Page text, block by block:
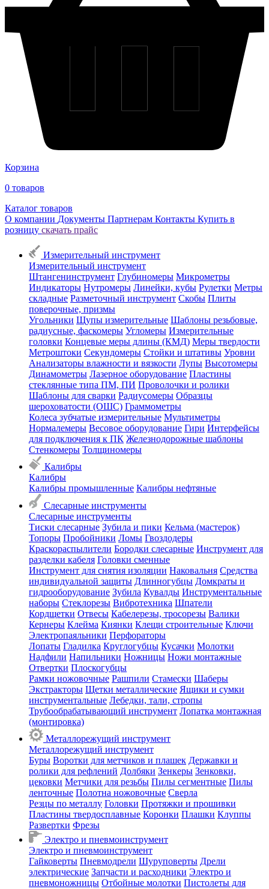
Корзина
0 товаров
Каталог товаров
О компании Документы Партнерам Контакты Купить в
розницу скачать прайс
Измерительный инструмент
Измерительный инструмент
Штангенинструмент Глубиномеры Микрометры
Индикаторы Нутромеры Линейки, кубы Рулетки Метры
складные Разметочный инструмент Скобы Плиты
поверочные, призмы
Угольники Щупы измерительные Шаблоны резьбовые,
радиусные, фаскомеры Угломеры Измерительные
головки Концевые меры длины (КМД) Меры твердости
Метроштоки Секундомеры Стойки и штативы Уровни
Анализаторы влажности и вязкости Лупы Высотомеры
Динамометры Лазерное оборудование Пластины
стеклянные типа ПМ, ПИ Проволочки и ролики
Шаблоны для сварки Радиусомеры Образцы
шероховатости (ОШС) Граммометры
Колеса зубчатые измерительные Мультиметры
Нормалемеры Весовое оборудование Гири Интерфейсы
для подключения к ПК Железнодорожные шаблоны
Стенкомеры Толщиномеры
Калибры
Калибры
Калибры промышленные Калибры нефтяные
Слесарные инструменты
Слесарные инструменты
Тиски слесарные Зубила и пики Кельма (мастерок)
Топоры Пробойники Ломы Гвоздодеры
Краскораспылители Бородки слесарные Инструмент для
разделки кабеля Головки сменные
Инструмент для снятия изоляции Наковальня Средства
индивидуальной защиты Длинногубцы Домкраты и
гидрооборудование Зубила Кувалды Инструментальные
наборы Стеклорезы Вибротехника Шпатели
Кордщетки Отвесы Кабелерезы, тросорезы Валики
Кернеры Клейма Киянки Клещи строительные Ключи
Электропаяльники Перфораторы
Лопаты Гладилка Круглогубцы Кусачки Молотки
Надфили Напильники Ножницы Ножи монтажные
Отвертки Плоскогубцы
Рамки ножовочные Рашпили Стамески Шаберы
Экстракторы Щетки металлические Ящики и сумки
инструментальные Лебедки, тали, стропы
Трубообрабатывающий инструмент Лопатка монтажная
(монтировка)
Металлорежущий инструмент
Металлорежущий инструмент
Буры Воротки для метчиков и плашек Державки и
ролики для рефлений Долбяки Зенкеры Зенковки,
цековки Метчики для резьбы Пилы сегментные Пилы
ленточные Полотна ножовочные Сверла
Резцы по металлу Головки Протяжки и прошивки
Пластины твердосплавные Коронки Плашки Клуппы
Развертки Фрезы
Электро и пневмоинструмент
Электро и пневмоинструмент
Гайковерты Пневмодрели Шуруповерты Дрели
электрические Запчасти и расходники Электро и
пневмоножницы Отбойные молотки Пистолеты для